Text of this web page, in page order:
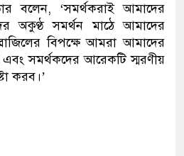
বলেন, ‘সমর্থকরাই আমাদের
অকুণ্ঠ সমর্থন মাঠে আমাদের
বিপক্ষে আমরা আমাদের
সমর্থকদের আরেকটি স্মরণীয়
করব।’